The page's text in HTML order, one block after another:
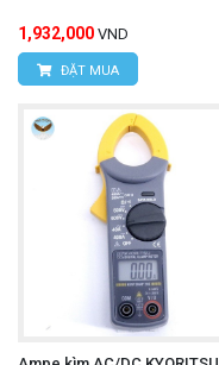
1,932,000 VND
ĐẶT MUA